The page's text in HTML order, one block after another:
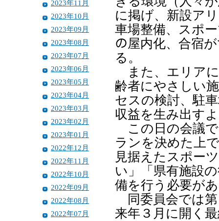
2023年11月
2023年10月
2023年09月
2023年08月
2023年07月
2023年06月
2023年05月
2023年04月
2023年03月
2023年02月
2023年01月
2022年12月
2022年11月
2022年10月
2022年09月
2022年08月
2022年07月
に掲げ、新設ア
車場整備、スポ
の屋内化、合宿
る。
また、エリア
齢者にやさしい
セスの検討、駐
収益を生み出す
この日の会議
ランを決めた上
見据えたスポー
い」「県有施設
備を行う必要が
同委員会では第
来年３月に開く